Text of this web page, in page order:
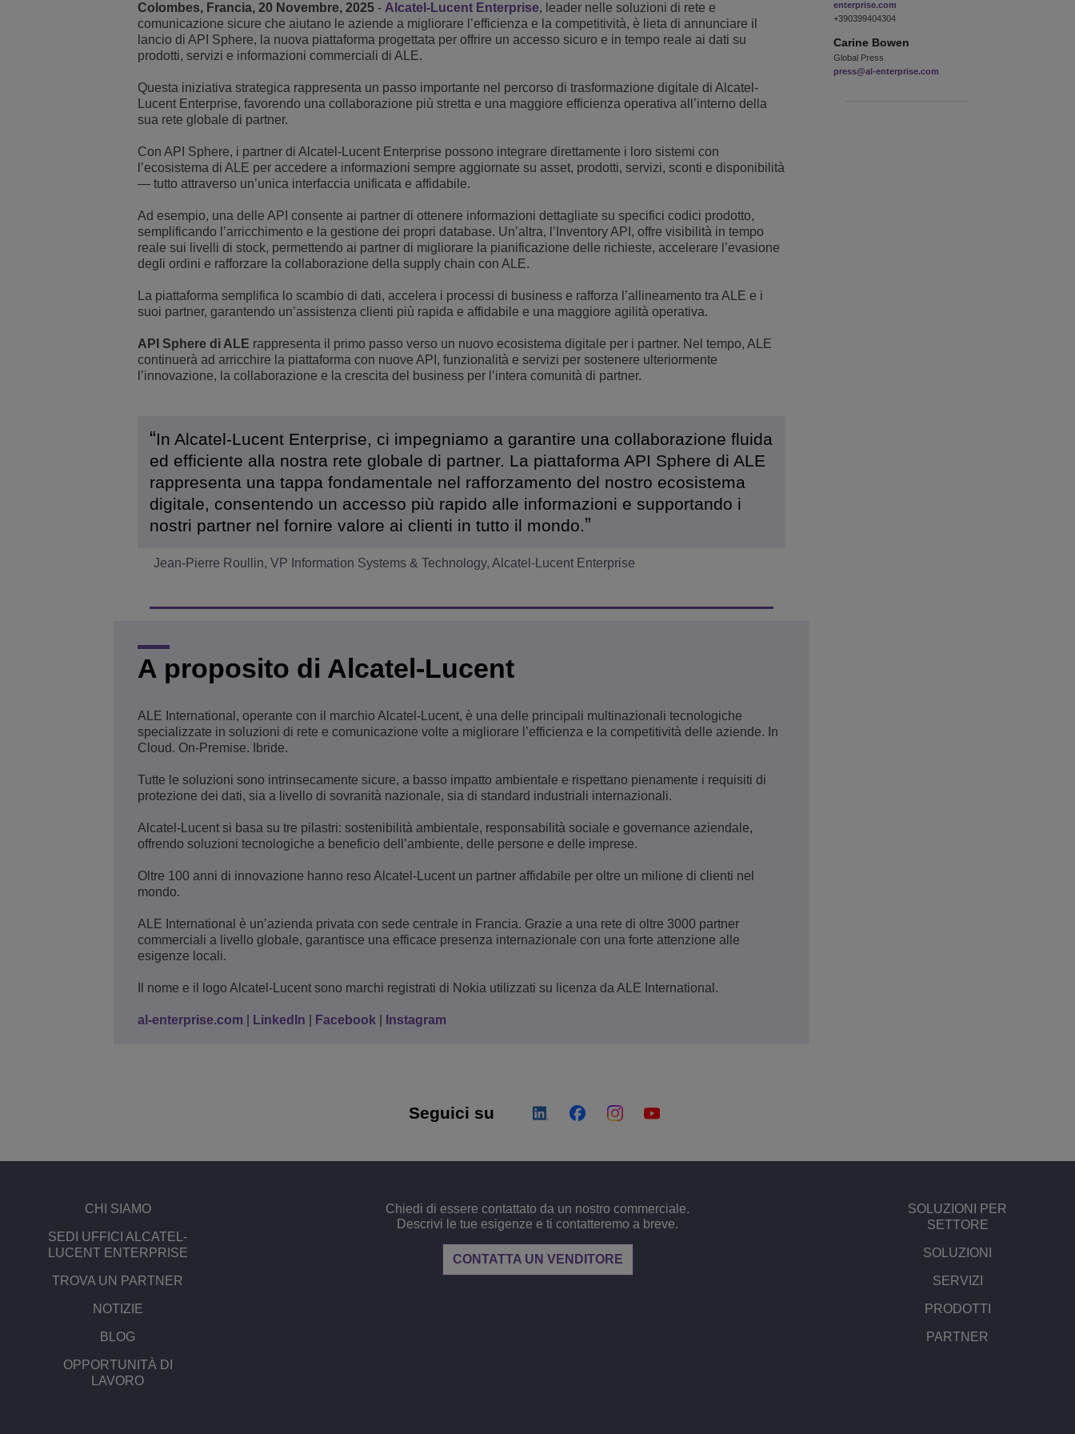
Transportation Solutions Applicazioni per il Servizio Clienti
Luogo di lavoro ibrido
Dividendi digitali
Scopri altro
Gestione e sicurezza della rete
Sedi Uffici Alcatel-Lucent Enterprise
Colombes, Francia, 20 Novembre, 2025 - Alcatel-Lucent Enterprise, leader nelle soluzioni di rete e
comunicazione sicure che aiutano le aziende a migliorare l’efficienza e la competitività, è lieta di annunciare il
lancio di API Sphere, la nuova piattaforma progettata per offrire un accesso sicuro e in tempo reale ai dati su
prodotti, servizi e informazioni commerciali di ALE.
Questa iniziativa strategica rappresenta un passo importante nel percorso di trasformazione digitale di Alcatel-
Lucent Enterprise, favorendo una collaborazione più stretta e una maggiore efficienza operativa all’interno della
sua rete globale di partner.
Con API Sphere, i partner di Alcatel-Lucent Enterprise possono integrare direttamente i loro sistemi con
l’ecosistema di ALE per accedere a informazioni sempre aggiornate su asset, prodotti, servizi, sconti e disponibilità
— tutto attraverso un’unica interfaccia unificata e affidabile.
Ad esempio, una delle API consente ai partner di ottenere informazioni dettagliate su specifici codici prodotto,
semplificando l’arricchimento e la gestione dei propri database. Un’altra, l’Inventory API, offre visibilità in tempo
reale sui livelli di stock, permettendo ai partner di migliorare la pianificazione delle richieste, accelerare l’evasione
degli ordini e rafforzare la collaborazione della supply chain con ALE.
La piattaforma semplifica lo scambio di dati, accelera i processi di business e rafforza l’allineamento tra ALE e i
suoi partner, garantendo un’assistenza clienti più rapida e affidabile e una maggiore agilità operativa.
API Sphere di ALE rappresenta il primo passo verso un nuovo ecosistema digitale per i partner. Nel tempo, ALE
continuerà ad arricchire la piattaforma con nuove API, funzionalità e servizi per sostenere ulteriormente
l’innovazione, la collaborazione e la crescita del business per l’intera comunità di partner.
In Alcatel-Lucent Enterprise, ci impegniamo a garantire una collaborazione fluida
ed efficiente alla nostra rete globale di partner. La piattaforma API Sphere di ALE
rappresenta una tappa fondamentale nel rafforzamento del nostro ecosistema
digitale, consentendo un accesso più rapido alle informazioni e supportando i
nostri partner nel fornire valore ai clienti in tutto il mondo.
Jean-Pierre Roullin, VP Information Systems & Technology, Alcatel-Lucent Enterprise
A proposito di Alcatel-Lucent
ALE International, operante con il marchio Alcatel-Lucent, è una delle principali multinazionali tecnologiche
specializzate in soluzioni di rete e comunicazione volte a migliorare l’efficienza e la competitività delle aziende. In
Cloud. On-Premise. Ibride.
Tutte le soluzioni sono intrinsecamente sicure, a basso impatto ambientale e rispettano pienamente i requisiti di
protezione dei dati, sia a livello di sovranità nazionale, sia di standard industriali internazionali.
Alcatel-Lucent si basa su tre pilastri: sostenibilità ambientale, responsabilità sociale e governance aziendale,
offrendo soluzioni tecnologiche a beneficio dell’ambiente, delle persone e delle imprese.
Oltre 100 anni di innovazione hanno reso Alcatel-Lucent un partner affidabile per oltre un milione di clienti nel
mondo.
ALE International è un’azienda privata con sede centrale in Francia. Grazie a una rete di oltre 3000 partner
commerciali a livello globale, garantisce una efficace presenza internazionale con una forte attenzione alle
esigenze locali.
Il nome e il logo Alcatel-Lucent sono marchi registrati di Nokia utilizzati su licenza da ALE International.
al-enterprise.com LinkedIn Facebook Instagram
enterprise.com
+390399404304
Carine Bowen
Global Press
press@al-enterprise.com
Seguici su
CHI SIAMO
SEDI UFFICI ALCATEL-
LUCENT ENTERPRISE
TROVA UN PARTNER
NOTIZIE
BLOG
OPPORTUNITÀ DI
LAVORO
Chiedi di essere contattato da un nostro commerciale.
Descrivi le tue esigenze e ti contatteremo a breve.
CONTATTA UN VENDITORE
SOLUZIONI PER
SETTORE
SOLUZIONI
SERVIZI
PRODOTTI
PARTNER